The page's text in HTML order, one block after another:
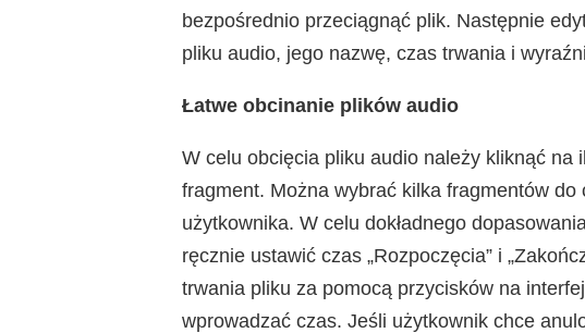
bezpośrednio przeciągnąć plik. Następnie
pliku audio, jego nazwę, czas trwania i
Łatwe obcinanie plików audio
W celu obcięcia pliku audio należy kliknąć na
fragment. Można wybrać kilka fragmentów
użytkownika. W celu dokładnego
ręcznie ustawić czas „Rozpoczęcia” i
trwania pliku za pomocą przycisków na
wprowadzać czas. Jeśli użytkownik chce